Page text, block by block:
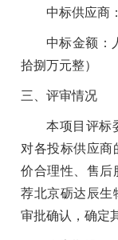
中标供应商
中标金额：
拾捌万元整）
三、评审情况
本项目评标
对各投标供应商
价合理性、售后
荐北京砺达辰生
审批确认，确定